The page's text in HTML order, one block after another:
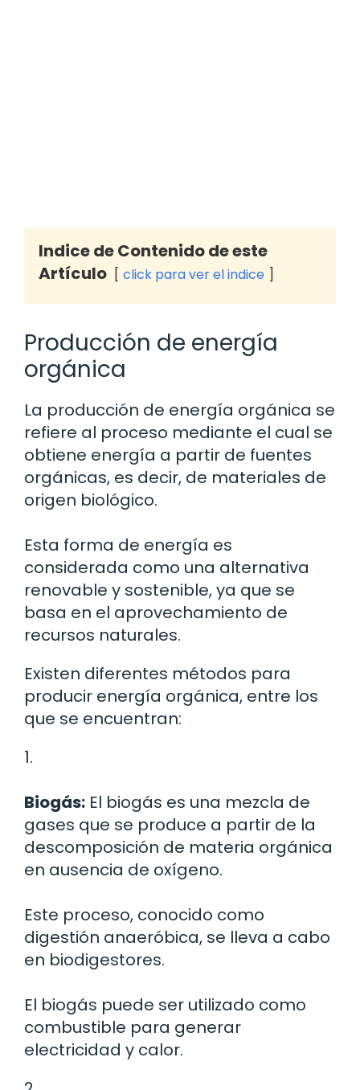
Indice de Contenido de este
Artículo
click para ver el indice
Producción de energía
orgánica
La producción de energía orgánica se
refiere al proceso mediante el cual se
obtiene energía a partir de fuentes
orgánicas, es decir, de materiales de
origen biológico.
Esta forma de energía es
considerada como una alternativa
renovable y sostenible, ya que se
basa en el aprovechamiento de
recursos naturales.
Existen diferentes métodos para
producir energía orgánica, entre los
que se encuentran:
1.
Biogás: El biogás es una mezcla de
gases que se produce a partir de la
descomposición de materia orgánica
en ausencia de oxígeno.
Este proceso, conocido como
digestión anaeróbica, se lleva a cabo
en biodigestores.
El biogás puede ser utilizado como
combustible para generar
electricidad y calor.